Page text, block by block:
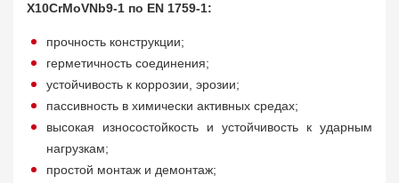
X10CrMoVNb9-1 по EN 1759-1:
прочность конструкции;
герметичность соединения;
устойчивость к коррозии, эрозии;
пассивность в химически активных средах;
высокая износостойкость и устойчивость к ударным
нагрузкам;
простой монтаж и демонтаж;